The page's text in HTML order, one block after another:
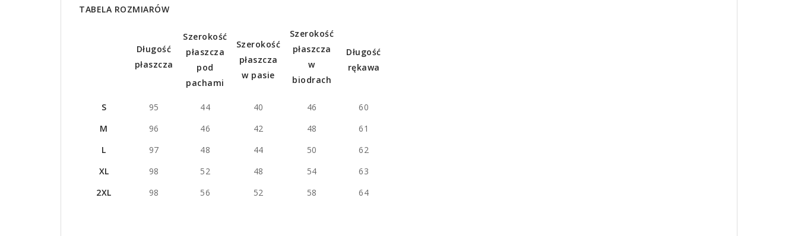
TABELA ROZMIARÓW
Długość
płaszcza
Szerokość
płaszcza
pod
pachami
Szerokość
płaszcza
w pasie
Szerokość
płaszcza
w
biodrach
Długość
rękawa
S 95 44 40 46
60
M
96 46 42 48
61
L
97 48 44 50
62
XL
98 52 48 54
63
2XL
98 56 52 58 64